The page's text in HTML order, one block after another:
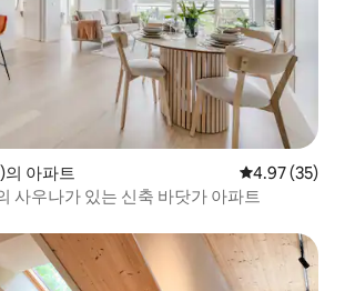
아파트 평점 4.97점(5
4.97 (35)
사우나가 있는 신축 바닷가 아파트